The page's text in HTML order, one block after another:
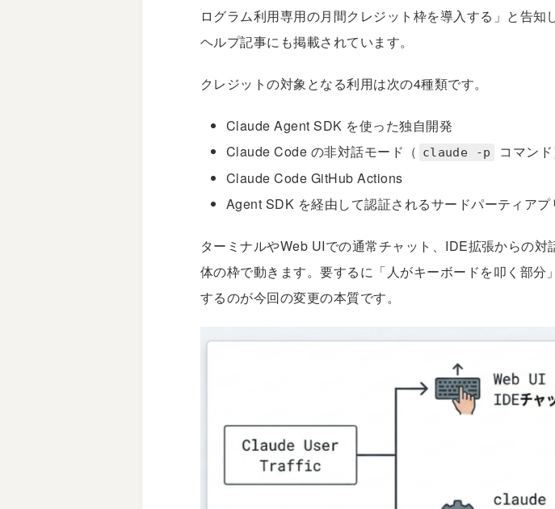
ログラム利用専用の月間クレジット枠を導入する」と告知
ヘルプ記事にも掲載されています。
クレジットの対象となる利用は次の4種類です。
Claude Agent SDK を使った独自開発
Claude Code の非対話モード（ claude -p
コマンド
Claude Code GitHub Actions
Agent SDK を経由して認証されるサードパーティア
ターミナルやWeb UIでの通常チャット、IDE拡張からの
体の枠で動きます。要するに「人がキーボードを叩く部
するのが今回の変更の本質です。